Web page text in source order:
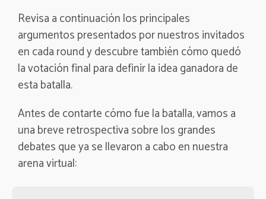
Revisa a continuación los principales
argumentos presentados por nuestros invitados
en cada round y descubre también cómo quedó
la votación final para definir la idea ganadora de
esta batalla.
Antes de contarte cómo fue la batalla, vamos a
una breve retrospectiva sobre los grandes
debates que ya se llevaron a cabo en nuestra
arena virtual: